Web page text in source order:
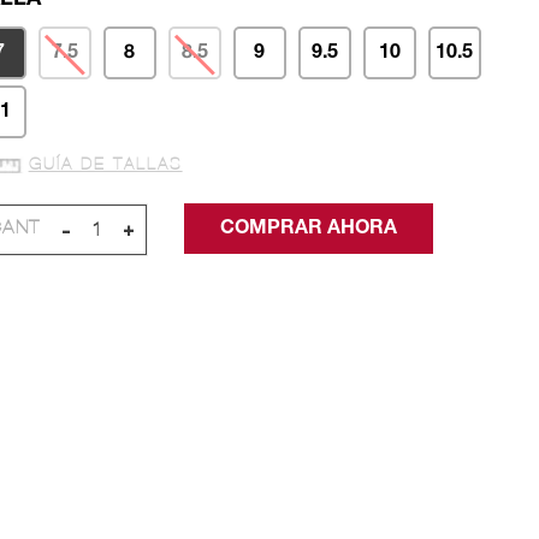
7.5 8 8.5 9 9.5 10 10.5
GUÍA DE TALLAS
+
-